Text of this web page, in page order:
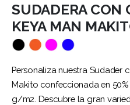
SUDADERA CON
KEYA MAN
Personaliza nuestra Sudader
Makito confeccionada en
g/m2. Descubre la gran